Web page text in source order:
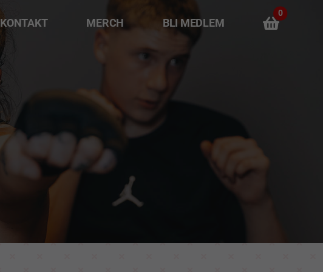
KONTAKT MERCH BLI MEDLEM
0